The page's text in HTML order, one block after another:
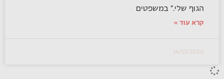
הגוף שלי." במשפטים
קרא עוד »
16/11/2020